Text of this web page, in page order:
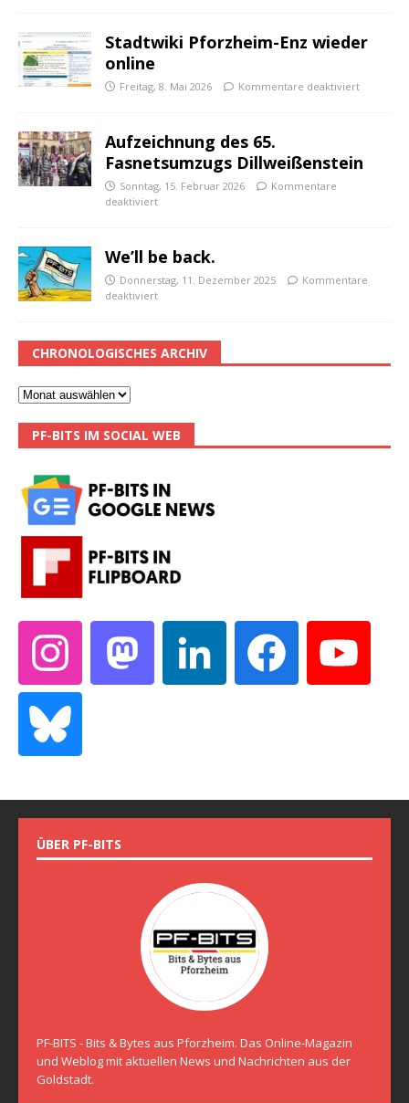
Stadtwiki Pforzheim-Enz wieder
online
Freitag, 8. Mai 2026 Kommentare deaktiviert
Aufzeichnung des 65.
Fasnetsumzugs Dillweißenstein
Sonntag, 15. Februar 2026
Kommentare
deaktiviert
We’ll be back.
Donnerstag, 11. Dezember 2025
Kommentare
deaktiviert
CHRONOLOGISCHES ARCHIV
PF-BITS IM SOCIAL WEB
ÜBER PF-BITS
PF-BITS - Bits & Bytes aus Pforzheim. Das Online-Magazin
und Weblog mit aktuellen News und Nachrichten aus der
Goldstadt.